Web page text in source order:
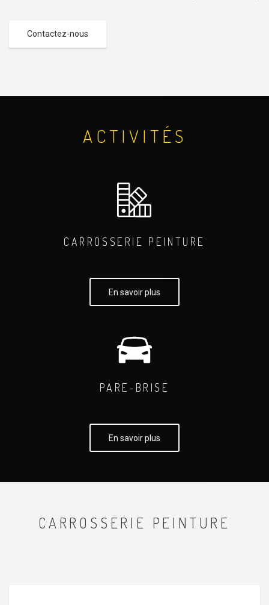
Contactez-nous
ACTIVITÉS
CARROSSERIE PEINTURE
En savoir plus
PARE-BRISE
En savoir plus
CARROSSERIE PEINTURE